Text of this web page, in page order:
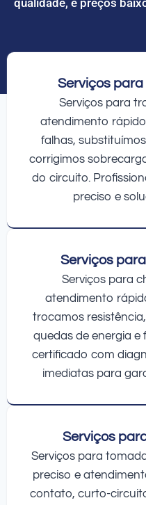
Serviços
Serviços para
atendimento
falhas,
corrigimos
do circuito.
preciso e
Serviços
Serviços para
atendimento
trocamos
quedas de energia e
certificado com
imediatas para
Serviços
Serviços para
preciso e
contato, curto-